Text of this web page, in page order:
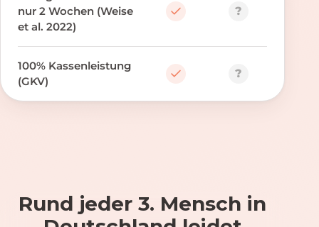
nur 2 Wochen (Weise
et al. 2022)
?
100% Kassenleistung
(GKV)
?
Rund jeder 3. Mensch in